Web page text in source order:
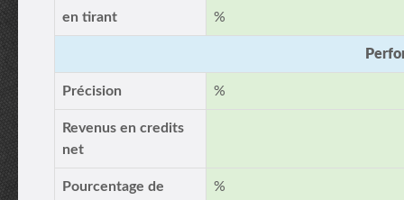
en tirant %
Précision %
Revenus en credits
net
Pourcentage de
%